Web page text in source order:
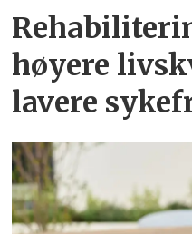
høyere
lavere